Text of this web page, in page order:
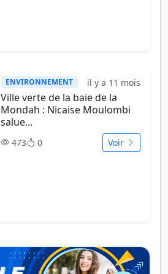
ENVIRONNEMENT il y a 11 mois
Ville verte de la baie de la
Mondah : Nicaise Moulombi
salue...
473 0 Voir